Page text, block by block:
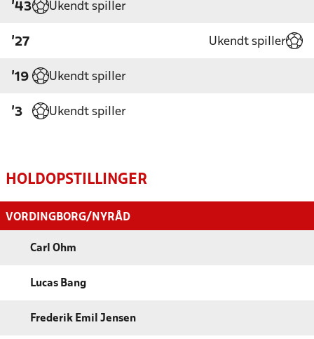
'43 Ukendt spiller
'27 Ukendt spiller
'19 Ukendt spiller
'3 Ukendt spiller
HOLDOPSTILLINGER
VORDINGBORG/NYRÅD
Carl Ohm
Lucas Bang
Frederik Emil Jensen